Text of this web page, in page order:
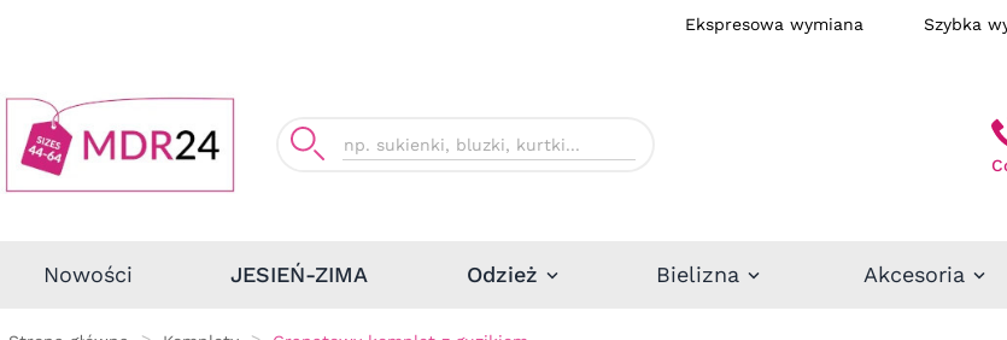
Ekspresowa wymiana Szybka
Nowości JESIEŃ-ZIMA Odzież Bielizna Akcesoria